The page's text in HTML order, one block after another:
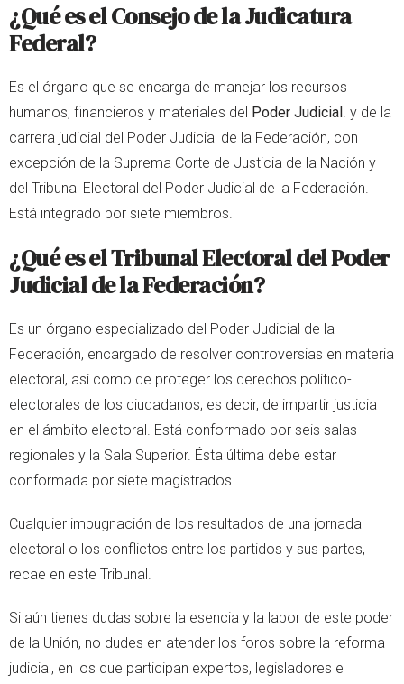
¿Qué es el Consejo de la Judicatura
Federal?
Es el órgano que se encarga de manejar los recursos
humanos, financieros y materiales del Poder Judicial. y de la
carrera judicial del Poder Judicial de la Federación, con
excepción de la Suprema Corte de Justicia de la Nación y
del Tribunal Electoral del Poder Judicial de la Federación.
Está integrado por siete miembros.
¿Qué es el Tribunal Electoral del Poder
Judicial de la Federación?
Es un órgano especializado del Poder Judicial de la
Federación, encargado de resolver controversias en materia
electoral, así como de proteger los derechos político-
electorales de los ciudadanos; es decir, de impartir justicia
en el ámbito electoral. Está conformado por seis salas
regionales y la Sala Superior. Ésta última debe estar
conformada por siete magistrados.
Cualquier impugnación de los resultados de una jornada
electoral o los conflictos entre los partidos y sus partes,
recae en este Tribunal.
Si aún tienes dudas sobre la esencia y la labor de este poder
de la Unión, no dudes en atender los foros sobre la reforma
judicial, en los que participan expertos, legisladores e